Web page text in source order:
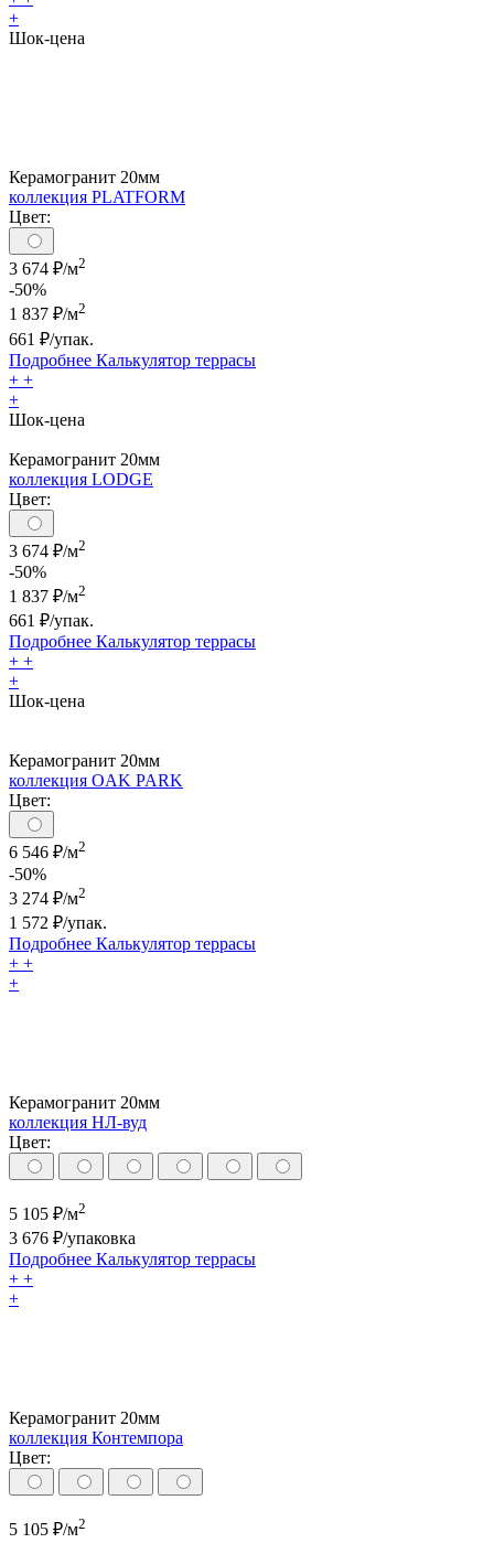
+
Шок-цена
Керамогранит 20мм
коллекция PLATFORM
Цвет:
3 674 ₽/м2
-50%
1 837 ₽/м2
661 ₽/упак.
Подробнее Калькулятор террасы
+ +
+
Шок-цена
Керамогранит 20мм
коллекция LODGE
Цвет:
3 674 ₽/м2
-50%
1 837 ₽/м2
661 ₽/упак.
Подробнее Калькулятор террасы
+ +
+
Шок-цена
Керамогранит 20мм
коллекция OAK PARK
Цвет:
6 546 ₽/м2
-50%
3 274 ₽/м2
1 572 ₽/упак.
Подробнее Калькулятор террасы
+ +
+
Керамогранит 20мм
коллекция НЛ-вуд
Цвет:
5 105 ₽/м2
3 676 ₽/упаковка
Подробнее Калькулятор террасы
+ +
+
Керамогранит 20мм
коллекция Контемпора
Цвет:
5 105 ₽/м2